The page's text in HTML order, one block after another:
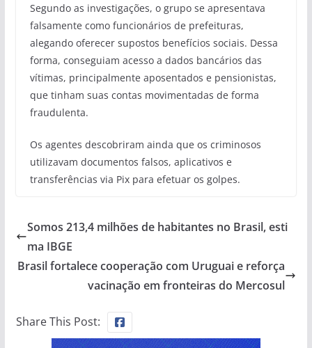
Segundo as investigações, o grupo se apresentava
falsamente como funcionários de prefeituras,
alegando oferecer supostos benefícios sociais. Dessa
forma, conseguiam acesso a dados bancários das
vítimas, principalmente aposentados e pensionistas,
que tinham suas contas movimentadas de forma
fraudulenta.
Os agentes descobriram ainda que os criminosos
utilizavam documentos falsos, aplicativos e
transferências via Pix para efetuar os golpes.
Somos 213,4 milhões de habitantes no Brasil, esti
ma IBGE
Brasil fortalece cooperação com Uruguai e reforça
vacinação em fronteiras do Mercosul
Share This Post: